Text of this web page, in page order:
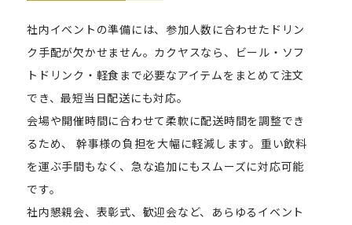
社内イベントの準備には、参加人数に合わせたドリン
ク手配が欠かせません。カクヤスなら、ビール・ソフ
トドリンク・軽食まで必要なアイテムをまとめて注文
でき、最短当日配送にも対応。
会場や開催時間に合わせて柔軟に配送時間を調整でき
るため、
幹事様の負担を大幅に軽減します。重い飲料
を運ぶ手間もなく、急な追加にもスムーズに対応可能
です。
社内懇親会、表彰式、歓迎会など、あらゆるイベント